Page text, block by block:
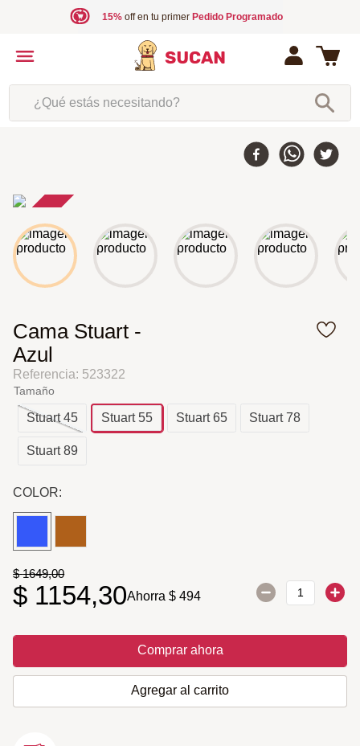
15%off en tu primer Pedido Programado
¿Qué estás necesitando?
-30 %
Cama Stuart -
Azul
Referencia: 523322
Tamaño
Stuart 45 Stuart 55 Stuart 65 Stuart 78
Stuart 89
COLOR:
$ 1649,00
$ 1154,30Ahorra$ 494
Comprar ahora
Agregar al carrito